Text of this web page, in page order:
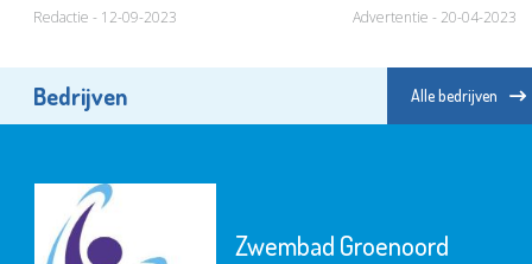
Redactie - 12-09-2023 Advertentie - 20-04-2023
Bedrijven Alle bedrijven
Zwembad Groenoord